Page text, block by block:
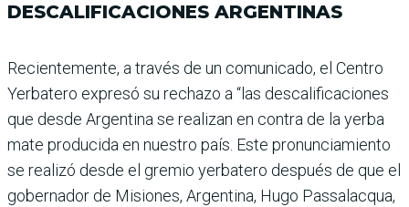
DESCALIFICACIONES ARGENTINAS
Recientemente, a través de un comunicado, el Centro
Yerba­tero expresó su rechazo a “las descalificaciones
que desde Argentina se realizan en con­tra de la yerba
mate producida en nuestro país. Este pronun­ciamiento
se realizó desde el gremio yerbatero después de que el
gobernador de Misiones, Argentina, Hugo Passa­lacqua,